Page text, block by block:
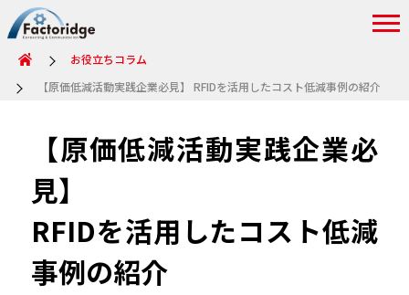
お役立ちコラム
【原価低減活動実践企業必見】 RFIDを活用したコスト低減事例の紹介
【原価低減活動実践企業必
見】
RFIDを活用したコスト低減
事例の紹介